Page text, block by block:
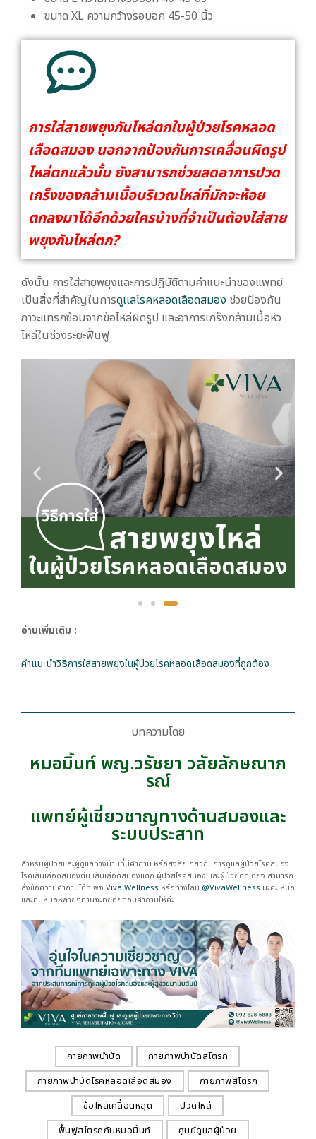
ขนาด XL ความกว้างรอบอก 45-50 นิ้ว
การใส่สายพยุงกันไหล่ตกในผู้ป่วยโรคหลอด
เลือดสมอง นอกจากป้องกันการเคลื่อนผิดรูป
ไหล่ตกแล้วนั้น ยังสามารถช่วยลดอาการปวด
เกร็งของกล้ามเนื้อบริเวณไหล่ที่มักจะห้อย
ตกลงมาได้อีกด้วยใครบ้างที่จำเป็นต้องใส่สาย
พยุงกันไหล่ตก?
ดังนั้น การใส่สายพยุงและการปฏิบัติตามคำแนะนำของแพทย์
เป็นสิ่งที่สำคัญในการดูเเลโรคหลอดเลือดสมอง ช่วยป้องกัน
ภาวะแทรกซ้อนจากข้อไหล่ผิดรูป และอาการเกร็งกล้ามเนื้อหัว
ไหล่ในช่วงระยะฟื้นฟู
อ่านเพิ่มเติม :
คำแนะนำวิธีการใส่สายพยุงในผู้ป่วยโรคหลอดเลือดสมองที่ถูกต้อง
บทความโดย
หมอมิ้นท์ พญ.วรัชยา วลัยลักษณาภ
รณ์
แพทย์ผู้เชี่ยวชาญทางด้านสมองและ
ระบบประสาท
สำหรับผู้ป่วยและผู้ดูแลทางบ้านที่มีคำถาม หรือสงสัยเกี่ยวกับการดูแลผู้ป่วยโรคสมอง
โรคเส้นเลือดสมองตีบ เส้นเลือดสมองแตก ผู้ป่วยโรคสมอง และผู้ป่วยติดเตียง สามารถ
ส่งข้อความคำถามได้ที่เพจ Viva Wellness หรือทางไลน์ @VivaWellness นะคะ หมอ
และทีมหมอหลายๆท่านจะทยอยตอบคำถามให้ค่ะ
กายภาพบำบัด
กายภาพบำบัดสโตรก
กายภาพบำบัดโรคหลอดเลือดสมอง
กายภาพสโตรก
ข้อไหล่เคลื่อนหลุด
ปวดไหล่
ฟื้นฟูสโตรกกับหมอมิ้นท์
ศูนย์ดูแลผู้ป่วย